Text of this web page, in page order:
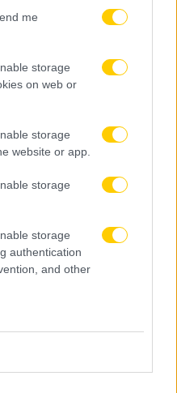
me
storage
on web or
storage
website or app.
storage
storage
authentication
and other
σε γεμάτο γήπεδο
ΑΕΚ»